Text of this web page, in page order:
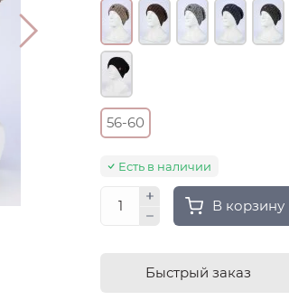
56-60
Есть в наличии
В корзину
Быстрый заказ